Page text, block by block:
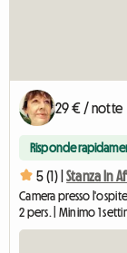
29 € / notte
Risponde
5 (1) | Stanza In
Camera presso
2 pers. | Minimo 1